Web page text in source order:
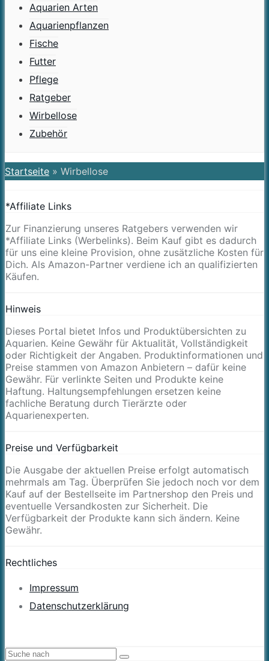
Aquarien Arten
Aquarienpflanzen
Fische
Futter
Pflege
Ratgeber
Wirbellose
Zubehör
Startseite » Wirbellose
*Affiliate Links
Zur Finanzierung unseres Ratgebers verwenden wir
*Affiliate Links (Werbelinks). Beim Kauf gibt es dadurch
für uns eine kleine Provision, ohne zusätzliche Kosten für
Dich. Als Amazon-Partner verdiene ich an qualifizierten
Käufen.
Hinweis
Dieses Portal bietet Infos und Produktübersichten zu
Aquarien. Keine Gewähr für Aktualität, Vollständigkeit
oder Richtigkeit der Angaben. Produktinformationen und
Preise stammen von Amazon Anbietern – dafür keine
Gewähr. Für verlinkte Seiten und Produkte keine
Haftung. Haltungsempfehlungen ersetzen keine
fachliche Beratung durch Tierärzte oder
Aquarienexperten.
Preise und Verfügbarkeit
Die Ausgabe der aktuellen Preise erfolgt automatisch
mehrmals am Tag. Überprüfen Sie jedoch noch vor dem
Kauf auf der Bestellseite im Partnershop den Preis und
eventuelle Versandkosten zur Sicherheit. Die
Verfügbarkeit der Produkte kann sich ändern. Keine
Gewähr.
Rechtliches
Impressum
Datenschutzerklärung